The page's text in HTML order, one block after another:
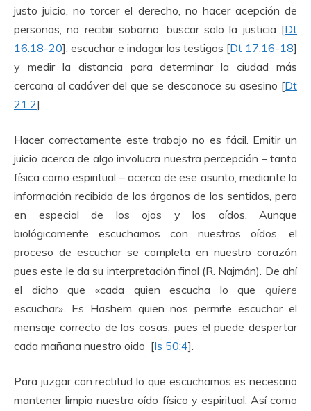
justo juicio, no torcer el derecho, no hacer acepción de
personas, no recibir soborno, buscar solo la justicia [Dt
16:18-20], escuchar e indagar los testigos [Dt 17:16-18]
y medir la distancia para determinar la ciudad más
cercana al cadáver del que se desconoce su asesino [Dt
21:2].
Hacer correctamente este trabajo no es fácil. Emitir un
juicio acerca de algo involucra nuestra percepción – tanto
física como espiritual – acerca de ese asunto, mediante la
información recibida de los órganos de los sentidos, pero
en especial de los ojos y los oídos. Aunque
biológicamente escuchamos con nuestros oídos, el
proceso de escuchar se completa en nuestro corazón
pues este le da su interpretación final (R. Najmán). De ahí
el dicho que «cada quien escucha lo que quiere
escuchar». Es Hashem quien nos permite escuchar el
mensaje correcto de las cosas, pues el puede despertar
cada mañana nuestro oido [Is 50:4].
Para juzgar con rectitud lo que escuchamos es necesario
mantener limpio nuestro oído físico y espiritual. Así como